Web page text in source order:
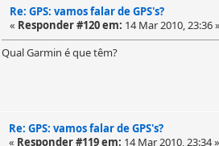
Re: GPS: vamos falar de GPS's?
« Responder #120 em: 14 Mar 2010, 23:36
Qual Garmin é que têm?
Re: GPS: vamos falar de GPS's?
« Responder #119 em: 14 Mar 2010, 23:34 »